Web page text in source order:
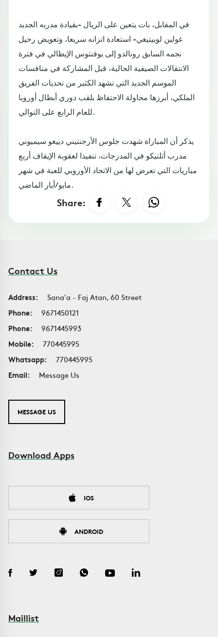
في المقابل، بات يتعين على الريال -بقيادة مدربه الجديد
غولين لوبيتيغي- استعادة اتزانه سريعا، وتعويض رحيل
نجمه السابق رونالدو إلى يوفنتوس الإيطالي في فترة
الانتقالات الصيفية الحالية، قبل المشاركة في منافسات
الموسم الجديد التي تشهد الكثير من تحديات الفريق
الملكي، أبرزها محاولة الاحتفاظ بلقب دوري أبطال أوروبا
للعام الرابع على التوالي.
يذكر أن المباراة شهدت جلوس الأرجنتيني دييغو سيميوني
مدرب أتلتيكو في المدرجات، تنفيذا لعقوبة الإيقاف أربع
مباريات التي تعرض لها من الاتحاد الأوروبي للعبة في شهر
مايو/أيار الماضي.
Share:
Contact Us
Address:
Sana'a - Faj Atan, 60 Street
Phone:
9671450121
Phone:
9671445993
Mobile:
770445995
Whatsapp:
770445995
Email:
Message Us
MESSAGE US
Download Apps
IOS
ANDROID
Maillist